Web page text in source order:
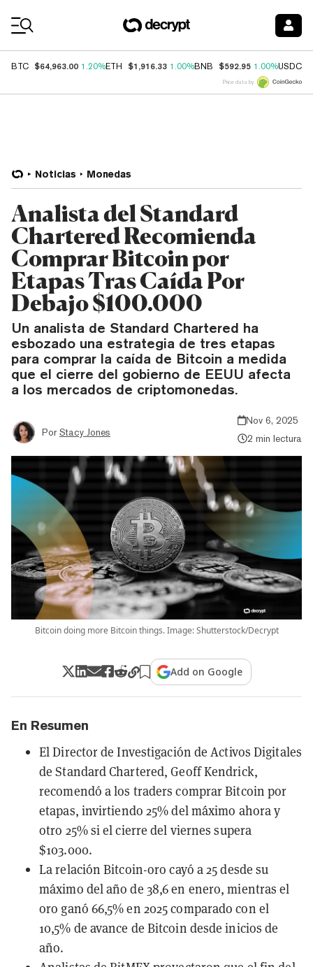
BTC $64,963.00 1.20%ETH $1,916.33 1.00%BNB $592.95 1.00%USDC
Price data by
Noticias Monedas
Analista del Standard
Chartered Recomienda
Comprar Bitcoin por
Etapas Tras Caída Por
Debajo $100.000
Un analista de Standard Chartered ha
esbozado una estrategia de tres etapas
para comprar la caída de Bitcoin a medida
que el cierre del gobierno de EEUU afecta
a los mercados de criptomonedas.
Por Stacy Jones
Nov 6, 2025
2 min lectura
Bitcoin doing more Bitcoin things. Image: Shutterstock/Decrypt
Add on Google
En Resumen
El Director de Investigación de Activos Digitales
de Standard Chartered, Geoff Kendrick,
recomendó a los traders comprar Bitcoin por
etapas, invirtiendo 25% del máximo ahora y
otro 25% si el cierre del viernes supera
$103.000.
La relación Bitcoin-oro cayó a 25 desde su
máximo del año de 38,6 en enero, mientras el
oro ganó 66,5% en 2025 comparado con el
10,5% de avance de Bitcoin desde inicios de
año.